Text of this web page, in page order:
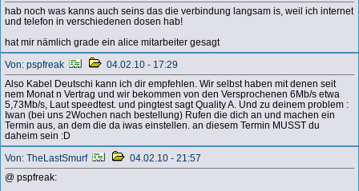
hab noch was kanns auch seins das die verbindung langsam is, weil ich internet
und telefon in verschiedenen dosen hab!
hat mir nämlich grade ein alice mitarbeiter gesagt
Von: pspfreak
04.02.10 - 17:29
Also Kabel Deutschi kann ich dir empfehlen. Wir selbst haben mit denen seit
nem Monat n Vertrag und wir bekommen von den Versprochenen 6Mb/s etwa
5,73Mb/s, Laut speedtest. und pingtest sagt Quality A. Und zu deinem problem :
Iwan (bei uns 2Wochen nach bestellung) Rufen die dich an und machen ein
Termin aus, an dem die da iwas einstellen. an diesem Termin MUSST du
daheim sein :D
Von: TheLastSmurf
04.02.10 - 21:57
@ pspfreak: